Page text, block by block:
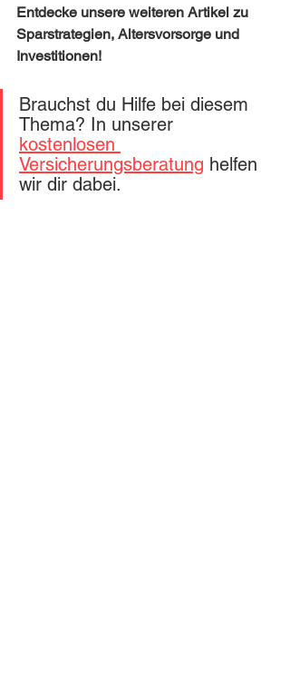
Entdecke unsere weiteren Artikel zu
Sparstrategien, Altersvorsorge und
Investitionen!
Brauchst du Hilfe bei diesem
Thema? In unserer
kostenlosen
Versicherungsberatung helfen
wir dir dabei.